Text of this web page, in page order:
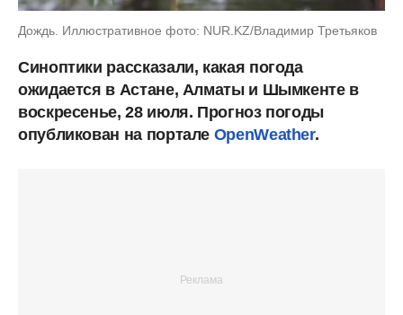
Дождь. Иллюстративное фото: NUR.KZ/Владимир Третьяков
Синоптики рассказали, какая погода
ожидается в Астане, Алматы и Шымкенте в
воскресенье, 28 июля. Прогноз погоды
опубликован на портале OpenWeather.